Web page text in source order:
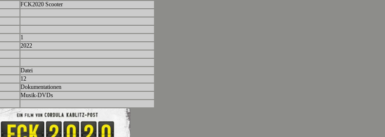
FCK2020 Scooter
1
2022
Datei
12
Dokumentationen
Musik-DVDs